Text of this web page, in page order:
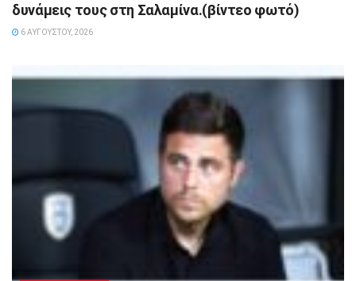
δυνάμεις τους στη Σαλαμίνα.(βίντεο φωτό)
6 ΑΥΓΟΎΣΤΟΥ, 2026